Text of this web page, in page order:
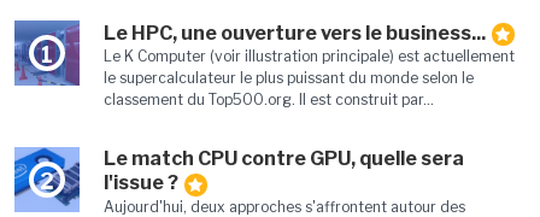
1
Le HPC, une ouverture vers le business...
Le K Computer (voir illustration principale) est actuellement
le supercalculateur le plus puissant du monde selon le
classement du Top500.org. Il est construit par...
2
Le match CPU contre GPU, quelle sera
l'issue ?
Aujourd'hui, deux approches s'affrontent autour des